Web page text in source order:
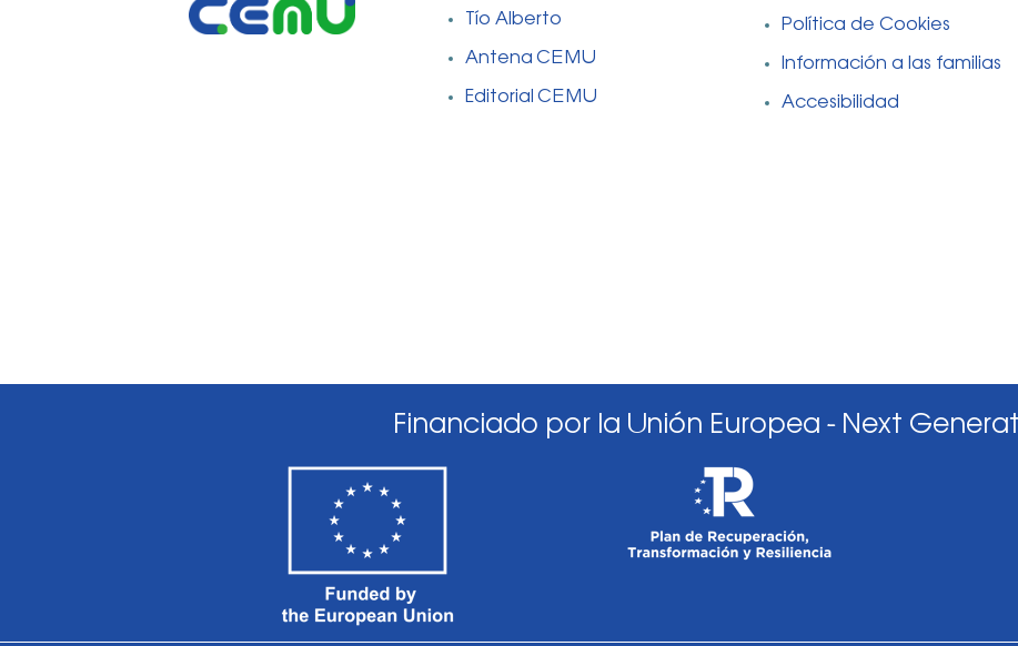
Tío Alberto
Antena CEMU
Editorial CEMU
Política de Cookies
Información a las familias
Accesibilidad
Financiado por la Unión Europea - Next